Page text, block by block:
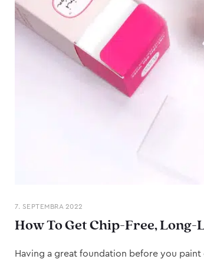
7. SEPTEMBRA 2022
How To Get Chip-Free, Long-
Having a great foundation before you